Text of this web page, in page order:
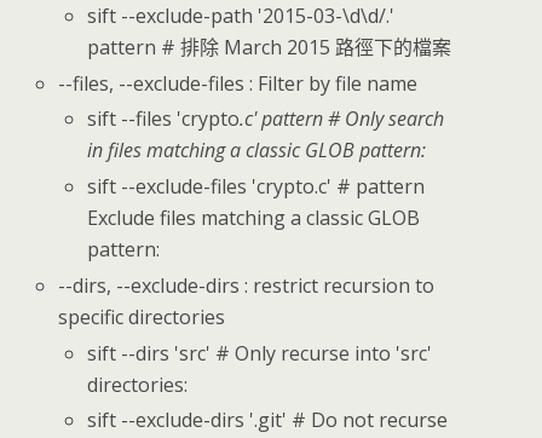
sift --exclude-path '2015-03-\d\d/.'
pattern # 排除 March 2015 路徑下的檔案
--files, --exclude-files : Filter by file name
sift --files 'crypto.c' pattern # Only search
in files matching a classic GLOB pattern:
sift --exclude-files 'crypto.c' # pattern
Exclude files matching a classic GLOB
pattern:
--dirs, --exclude-dirs : restrict recursion to
specific directories
sift --dirs 'src' # Only recurse into 'src'
directories:
sift --exclude-dirs '.git' # Do not recurse